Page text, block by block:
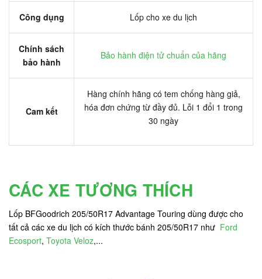
Công dụng Lốp cho xe du lịch
Chính sách
bảo hành
Bảo hành điện tử chuẩn của hãng
Cam kết
Hàng chính hãng có tem chống hàng giả,
hóa đơn chứng từ đầy đủ. Lỗi 1 đổi 1 trong
30 ngày
CÁC XE TƯƠNG THÍCH
Lốp BFGoodrich 205/50R17 Advantage Touring dùng được cho
tất cả các xe du lịch có kích thước bánh 205/50R17 như Ford
Ecosport, Toyota Veloz,...